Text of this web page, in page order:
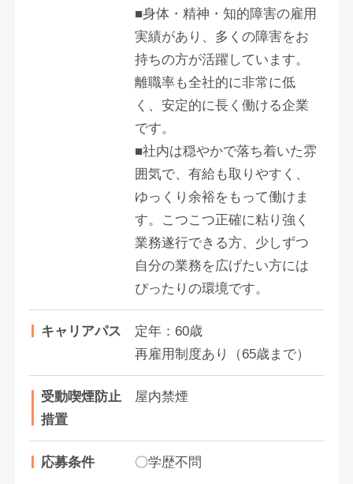
■身体・精神・知的障害の雇用
実績があり、多くの障害をお
持ちの方が活躍しています。
離職率も全社的に非常に低
く、安定的に長く働ける企業
です。
■社内は穏やかで落ち着いた雰
囲気で、有給も取りやすく、
ゆっくり余裕をもって働けま
す。こつこつ正確に粘り強く
業務遂行できる方、少しずつ
自分の業務を広げたい方には
ぴったりの環境です。
キャリアパス
定年：60歳
再雇用制度あり（65歳まで）
受動喫煙防止
措置
屋内禁煙
応募条件 〇学歴不問